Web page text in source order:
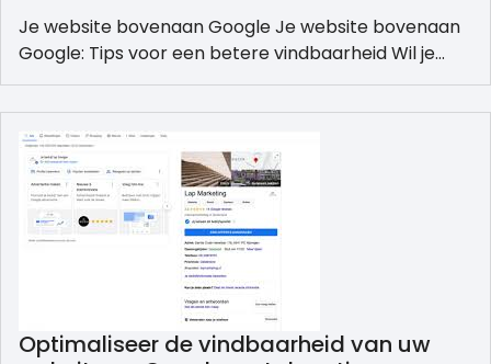
Je website bovenaan Google Je website bovenaan
Google: Tips voor een betere vindbaarheid Wil je…
Optimaliseer de vindbaarheid van uw